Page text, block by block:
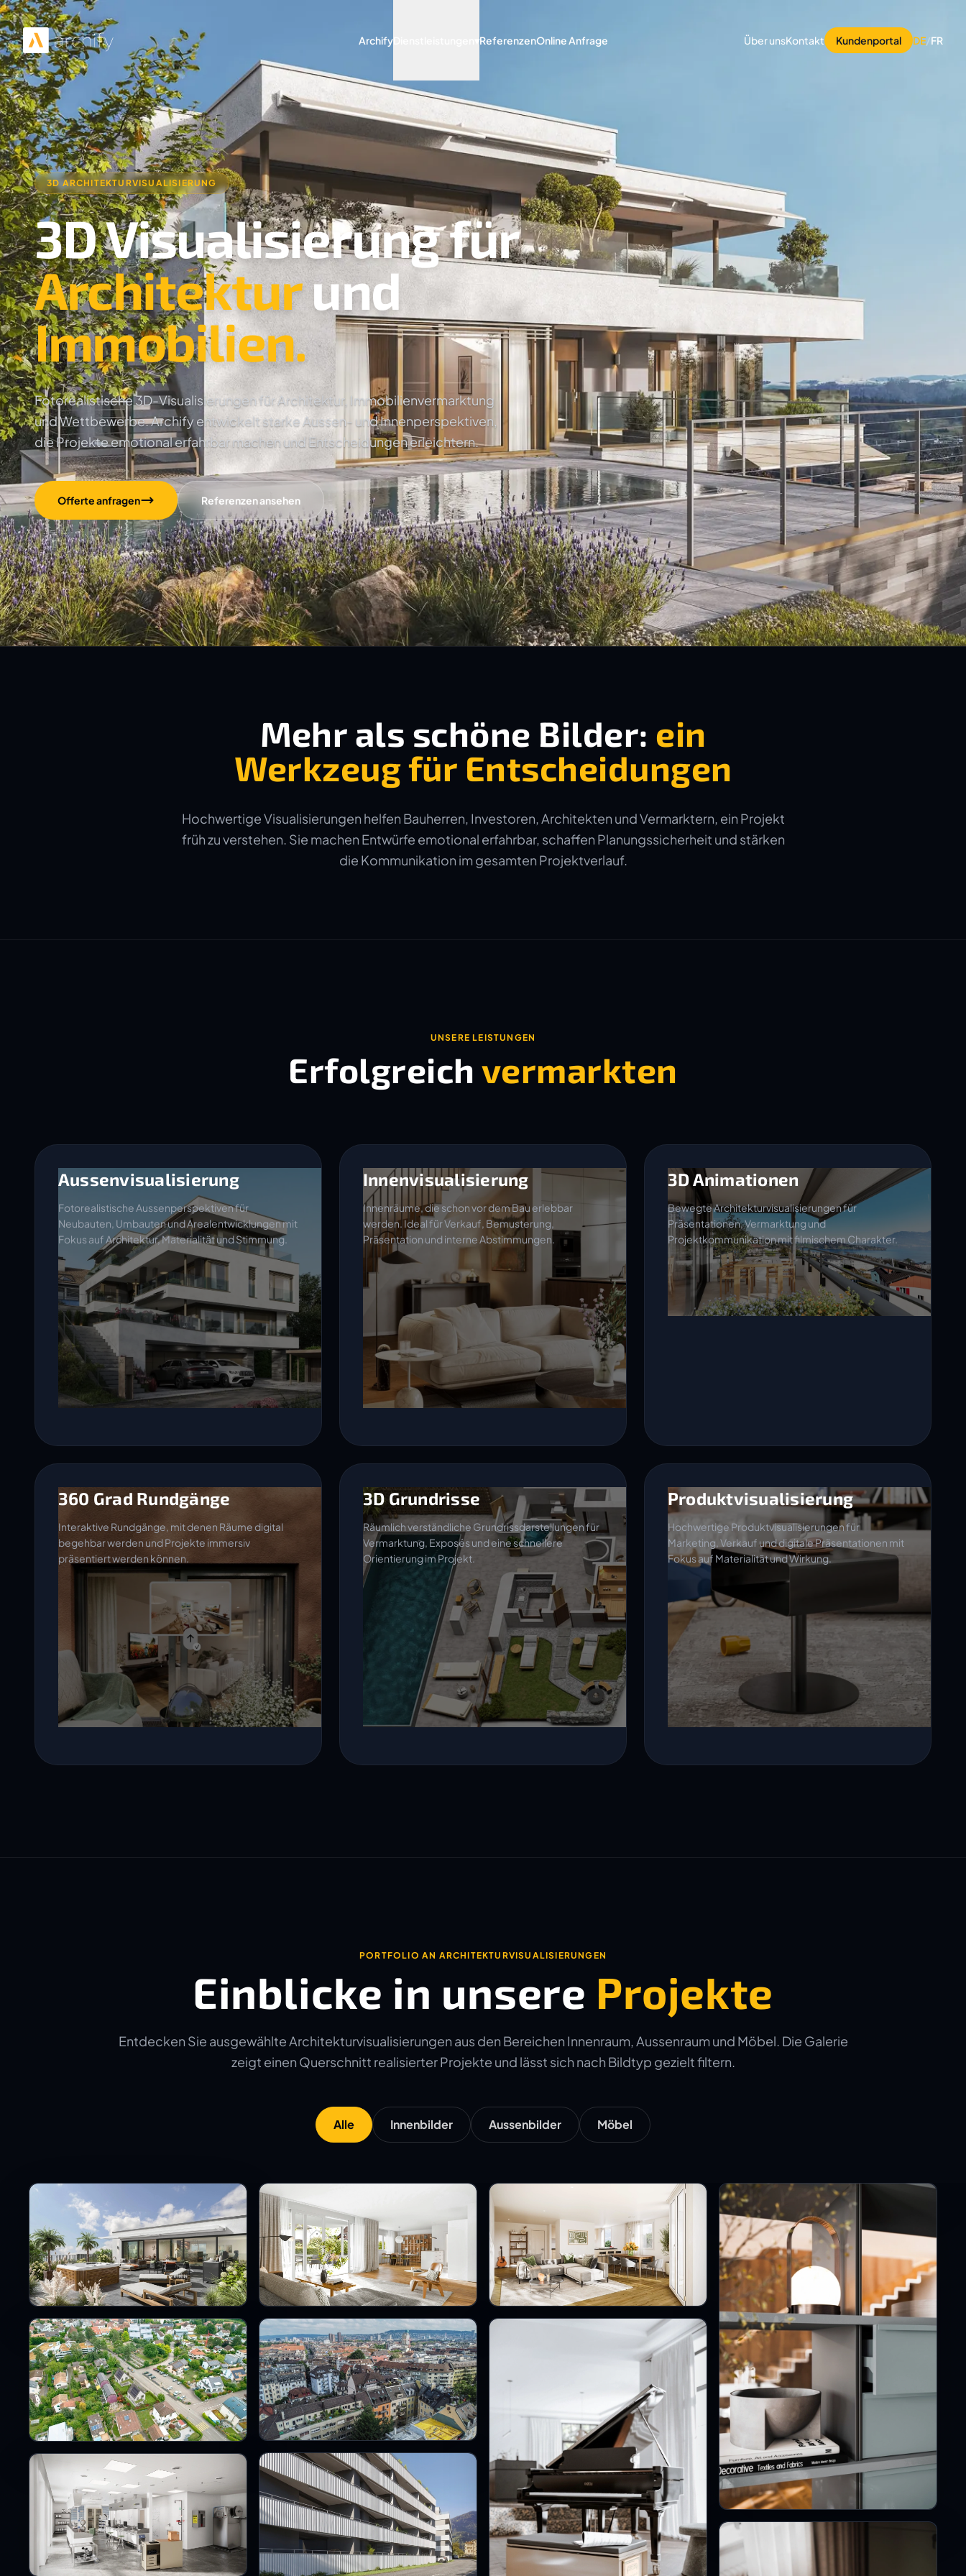
ArchifyDienstleistungen ReferenzenOnline Anfrage Über unsKontakt Kundenportal DE/FR
3D ARCHITEKTURVISUALISIERUNG
3D Visualisierung für
Architekturund
Immobilien.
Fotorealistische 3D-Visualisierungen für Architektur, Immobilienvermarktung
und Wettbewerbe. Archify entwickelt starke Aussen- und Innenperspektiven,
die Projekte emotional erfahrbar machen und Entscheidungen erleichtern.
Offerte anfragen Referenzen ansehen
Mehr als schöne Bilder: ein
Werkzeug für Entscheidungen
Hochwertige Visualisierungen helfen Bauherren, Investoren, Architekten und Vermarktern, ein Projekt
früh zu verstehen. Sie machen Entwürfe emotional erfahrbar, schaffen Planungssicherheit und stärken
die Kommunikation im gesamten Projektverlauf.
UNSERE LEISTUNGEN
Erfolgreich vermarkten
Aussenvisualisierung
Fotorealistische Aussenperspektiven für
Neubauten, Umbauten und Arealentwicklungen mit
Fokus auf Architektur, Materialität und Stimmung.
Innenvisualisierung
Innenräume, die schon vor dem Bau erlebbar
werden. Ideal für Verkauf, Bemusterung,
Präsentation und interne Abstimmungen.
3D Animationen
Bewegte Architekturvisualisierungen für
Präsentationen, Vermarktung und
Projektkommunikation mit filmischem Charakter.
360 Grad Rundgänge
Interaktive Rundgänge, mit denen Räume digital
begehbar werden und Projekte immersiv
präsentiert werden können.
3D Grundrisse
Räumlich verständliche Grundrissdarstellungen für
Vermarktung, Exposés und eine schnellere
Orientierung im Projekt.
Produktvisualisierung
Hochwertige Produktvisualisierungen für
Marketing, Verkauf und digitale Präsentationen mit
Fokus auf Materialität und Wirkung.
PORTFOLIO AN ARCHITEKTURVISUALISIERUNGEN
Einblicke in unsere Projekte
Entdecken Sie ausgewählte Architekturvisualisierungen aus den Bereichen Innenraum, Aussenraum und Möbel. Die Galerie
zeigt einen Querschnitt realisierter Projekte und lässt sich nach Bildtyp gezielt filtern.
Alle Innenbilder Aussenbilder Möbel